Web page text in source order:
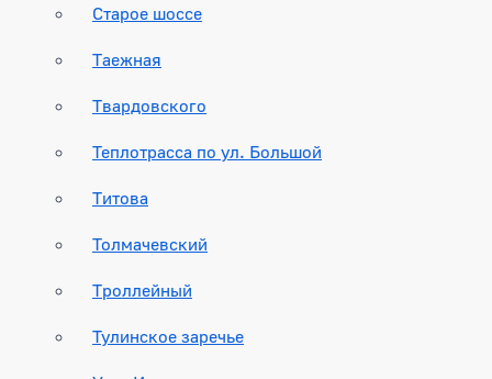
Старое шоссе
Таежная
Твардовского
Теплотрасса по ул. Большой
Титова
Толмачевский
Троллейный
Тулинское заречье